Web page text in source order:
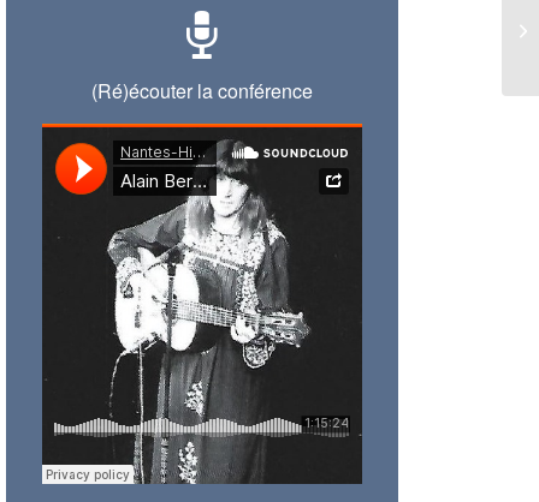
(Ré)écouter la conférence